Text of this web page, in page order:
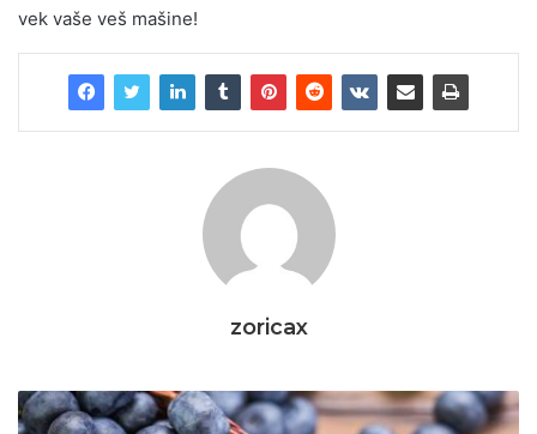
vek vaše veš mašine!
zoricax